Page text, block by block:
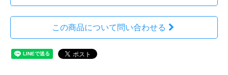
この商品について問い合わせる